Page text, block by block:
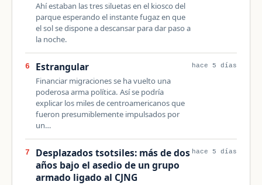
Ahí estaban las tres siluetas en el kiosco del
parque esperando el instante fugaz en que
el sol se dispone a descansar para dar paso a
la noche.
6 Estrangular
Financiar migraciones se ha vuelto una
poderosa arma política. Así se podría
explicar los miles de centroamericanos que
fueron presumiblemente impulsados por
un…
hace 5 días
7
Desplazados tsotsiles: más de dos
años bajo el asedio de un grupo
armado ligado al CJNG
hace 5 días